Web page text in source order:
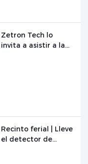
Zetron Tech lo
invita a asistir a la
agosto al 1 de
septiembre de
2023.
Recinto ferial | Lleve
el detector de